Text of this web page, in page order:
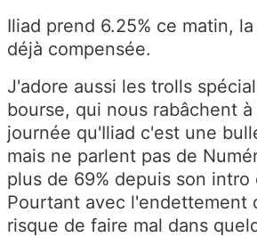
Iliad prend 6.25% ce matin,
déjà compensée.
J'adore aussi les trolls
bourse, qui nous rabâchent
journée qu'Iliad c'est une
mais ne parlent pas de
plus de 69% depuis son intro
Pourtant avec l'endettement
risque de faire mal dans